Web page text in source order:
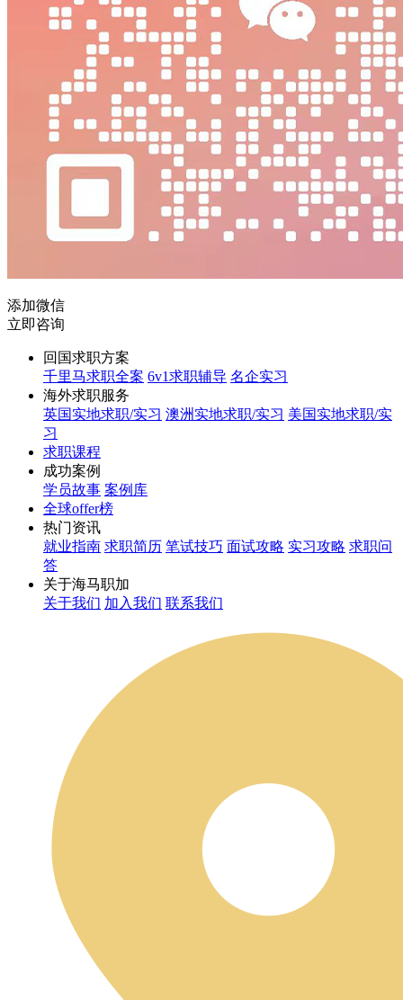
添加微信
立即咨询
回国求职方案
千里马求职全案 6v1求职辅导 名企实习
海外求职服务
英国实地求职/实习 澳洲实地求职/实习 美国实地求职/实
习
求职课程
成功案例
学员故事 案例库
全球offer榜
热门资讯
就业指南 求职简历 笔试技巧 面试攻略 实习攻略 求职问
答
关于海马职加
关于我们 加入我们 联系我们